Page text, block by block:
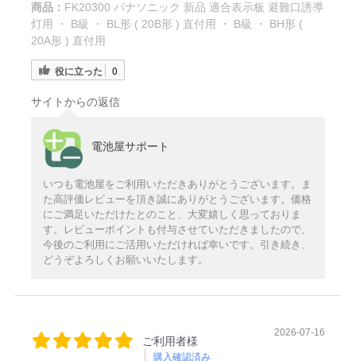
商品： FK20300 パナソニック 新品 適合表示板 避難口誘導
灯用 ・ B級 ・ BL形 ( 20B形 ) 直付用 ・ B級 ・ BH形 (
20A形 ) 直付用
役に立った 0
サイトからの返信
電池屋サポート
いつも電池屋をご利用いただきありがとうございます。ま
た高評価レビューを頂き誠にありがとうございます。価格
にご満足いただけたとのこと、大変嬉しく思っておりま
す。レビューポイントも付与させていただきましたので、
今後のご利用にご活用いただければ幸いです。引き続き、
どうぞよろしくお願いいたします。
ご利用者様
購入確認済み
2026-07-16